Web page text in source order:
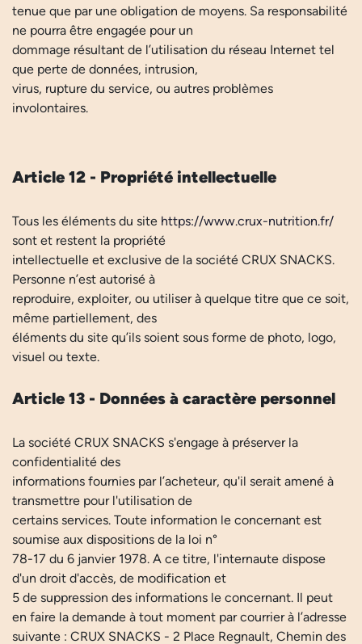
tenue que par une obligation de moyens. Sa responsabilité
ne pourra être engagée pour un
dommage résultant de l’utilisation du réseau Internet tel
que perte de données, intrusion,
virus, rupture du service, ou autres problèmes
involontaires.
Article 12 - Propriété intellectuelle
Tous les éléments du site https://www.crux-nutrition.fr/
sont et restent la propriété
intellectuelle et exclusive de la société CRUX SNACKS.
Personne n’est autorisé à
reproduire, exploiter, ou utiliser à quelque titre que ce soit,
même partiellement, des
éléments du site qu’ils soient sous forme de photo, logo,
visuel ou texte.
Article 13 - Données à caractère personnel
La société CRUX SNACKS s'engage à préserver la
confidentialité des
informations fournies par l’acheteur, qu'il serait amené à
transmettre pour l'utilisation de
certains services. Toute information le concernant est
soumise aux dispositions de la loi n°
78-17 du 6 janvier 1978. A ce titre, l'internaute dispose
d'un droit d'accès, de modification et
5 de suppression des informations le concernant. Il peut
en faire la demande à tout moment par courrier à l’adresse
suivante : CRUX SNACKS - 2 Place Regnault, Chemin des